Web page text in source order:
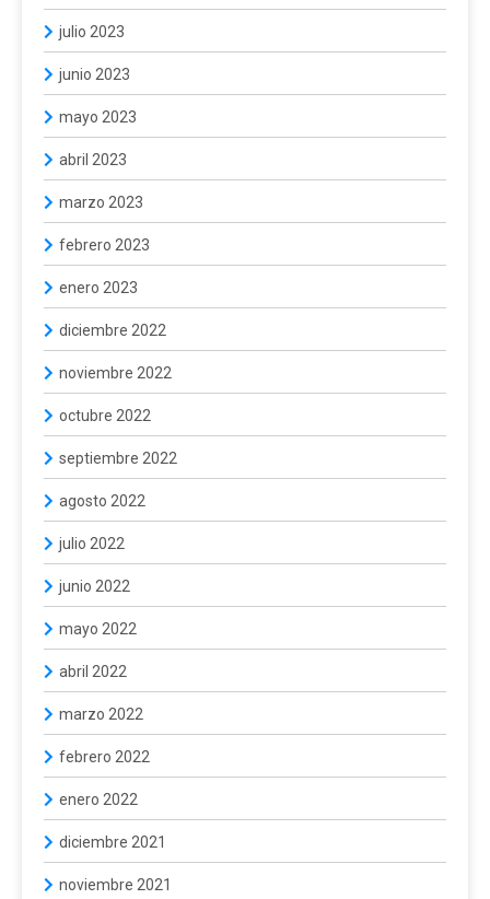
julio 2023
junio 2023
mayo 2023
abril 2023
marzo 2023
febrero 2023
enero 2023
diciembre 2022
noviembre 2022
octubre 2022
septiembre 2022
agosto 2022
julio 2022
junio 2022
mayo 2022
abril 2022
marzo 2022
febrero 2022
enero 2022
diciembre 2021
noviembre 2021